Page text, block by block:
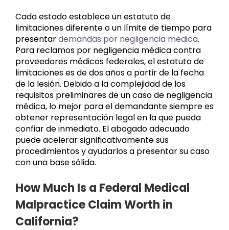
Cada estado establece un estatuto de
limitaciones diferente o un límite de tiempo para
presentardemandas por negligencia medica.
Para reclamos por negligencia médica contra
proveedores médicos federales, el estatuto de
limitaciones es de dos años a partir de la fecha
de la lesión. Debido a la complejidad de los
requisitos preliminares de un caso de negligencia
médica, lo mejor para el demandante siempre es
obtener representación legal en la que pueda
confiar de inmediato. El abogado adecuado
puede acelerar significativamente sus
procedimientos y ayudarlos a presentar su caso
con una base sólida.
How Much Is a Federal Medical
Malpractice Claim Worth in
California?